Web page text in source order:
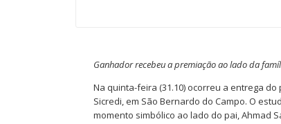
Ganhador recebeu a premiação ao lado da
Na quinta-feira (31.10) ocorreu a entrega
Sicredi, em São Bernardo do Campo. O
momento simbólico ao lado do pai, Ahmad